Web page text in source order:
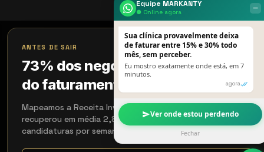
ANTES DE SAIR
73% dos negócios perdem 18%
do faturamento sem perceber
Mapeamos a Receita Invisível em 15 min. Quem aplicou
recuperou em média 2,8× em 90 dias. Aceitamos 4
candidaturas por semana.
Equipe MARKANTY
● Online agora ‒
Sua clínica provavelmente deixa
de faturar entre 15% e 30% todo
mês, sem perceber.
Eu mostro exatamente onde está, em 7
minutos.
agora
Ver onde estou perdendo
Fechar